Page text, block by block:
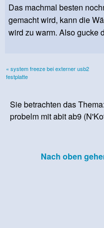
Das machmal besten
gemacht wird, kann die
wird zu warm. Also gucke
« system freeze bei externer usb2
festplatte
Sie betrachten das Thema:
probelm mit abit ab9
Nach oben